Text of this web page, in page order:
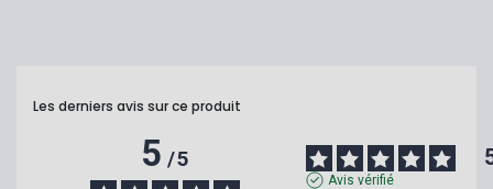
Les derniers avis sur ce produit
5/5
Avis vérifié